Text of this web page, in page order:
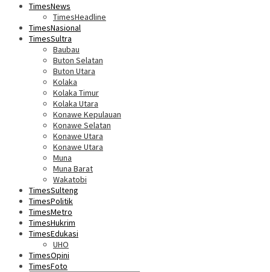
TimesNews
TimesHeadline
TimesNasional
TimesSultra
Baubau
Buton Selatan
Buton Utara
Kolaka
Kolaka Timur
Kolaka Utara
Konawe Kepulauan
Konawe Selatan
Konawe Utara
Konawe Utara
Muna
Muna Barat
Wakatobi
TimesSulteng
TimesPolitik
TimesMetro
TimesHukrim
TimesEdukasi
UHO
TimesOpini
TimesFoto